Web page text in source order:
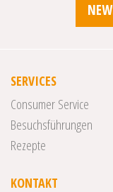
SERVICES
Consumer Service
Besuchsführungen
Rezepte
KONTAKT